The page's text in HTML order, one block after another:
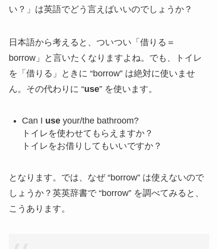
い？」は英語でどう言えばいいのでしょうか？
日本語から考えると、ついつい「借りる＝
borrow」と言いたくなりますよね。でも、トイレ
を「借りる」ときに “borrow” は絶対に使いませ
ん。その代わりに “use” を使います。
Can I useyour/the bathroom?
トイレを使わせてもらえますか？
トイレをお借りしてもいいですか？
となります。では、なぜ “borrow” は使えないので
しょうか？英英辞書で “borrow” を調べてみると、
こうあります。